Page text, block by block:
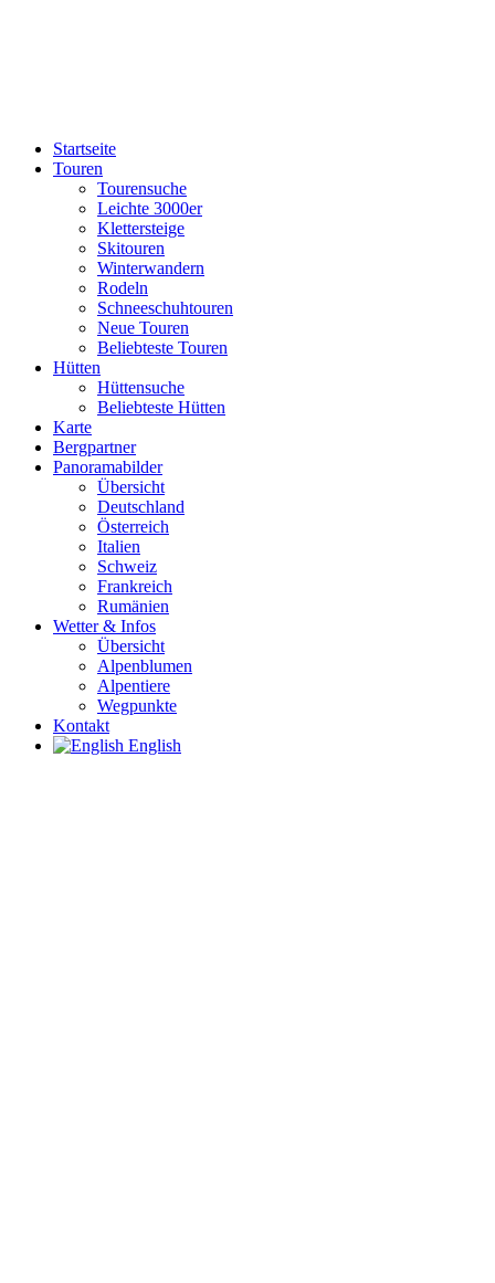
Startseite
Touren
Tourensuche
Leichte 3000er
Klettersteige
Skitouren
Winterwandern
Rodeln
Schneeschuhtouren
Neue Touren
Beliebteste Touren
Hütten
Hüttensuche
Beliebteste Hütten
Karte
Bergpartner
Panoramabilder
Übersicht
Deutschland
Österreich
Italien
Schweiz
Frankreich
Rumänien
Wetter & Infos
Übersicht
Alpenblumen
Alpentiere
Wegpunkte
Kontakt
English